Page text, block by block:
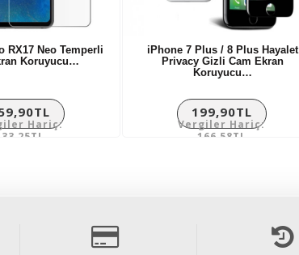
RX17 Neo Temperli
Koruyucu…
Hariç:
iPhone 7 Plus / 8 Plus Hayalet
Privacy Gizli Cam Ekran
Koruyucu…
199,90TL
Vergiler Hariç:
166,58TL